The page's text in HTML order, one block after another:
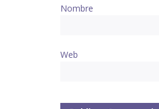
Nombre
Web